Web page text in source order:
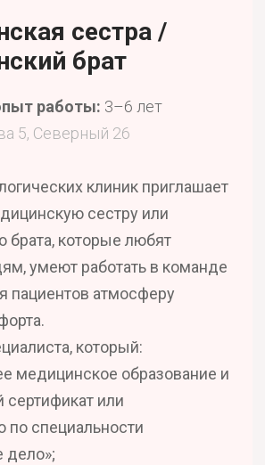
сестра /
брат
работы: 3–6 лет
5, Северный 26
клиник приглашает
сестру или
брата, которые любят
умеют работать в команде
пациентов атмосферу
который:
медицинское образование и
или
по специальности
дело»;